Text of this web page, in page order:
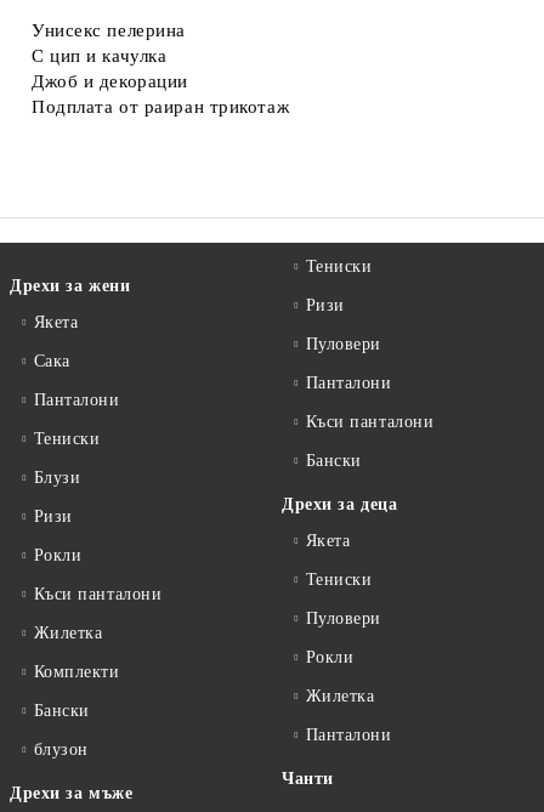
Ние ще се свържем с вас в рамките на работния ден.
Унисекс пелерина
С цип и качулка
Джоб и декорации
Подплата от раиран трикотаж
Дрехи за жени
Якета
Сакa
Панталони
Тениски
Блузи
Ризи
Рокли
Къси панталони
Жилетка
Комплекти
Бански
блузон
Дрехи за мъже
Тениски
Ризи
Пуловери
Панталони
Къси панталони
Бански
Дрехи за деца
Якета
Тениски
Пуловери
Рокли
Жилетка
Панталони
Чанти